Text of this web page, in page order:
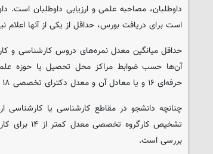
است برای دریافت بورس، حداقل از یکی از آنها اعلام
آن‌ها حسب ضوابط مراکز محل تحصیل یا حوزه
حرفه‌ای ۱۶ و یا معادل آن و معدل دکترای تخصصی ۱۸ برای دوره پسادکتری است.
بررسی است.